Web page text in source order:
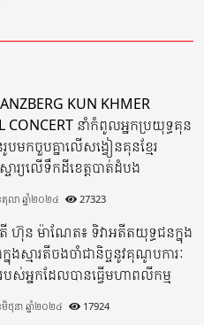
KUN KHMER
CONCERT នាំកំពូលអ្នកប្រយុទ្ធគុន
នរូបមកចួបគ្នាលើសង្វៀនគុនខ្មែរ
ារ្យលើទឹកដីខេត្តបាត់ដំបង
តុលា ឆ្នាំ២០២៤ 27323
ហ៊ុន ម៉ាណែត៖ ទិវាអតីតយុទ្ធជនក្នុង
ក្នុងស្មារតីចងចាំជានិច្ចនូវគុណូបការៈ
របស់អ្នកដែលបានធ្វើមហាពលីកម្ម
ថុនា ឆ្នាំ២០២៤ 17924